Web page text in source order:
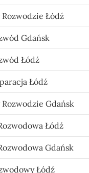
Rozwodzie Łódź
Gdańsk
Łódź
Łódź
Gdańsk
Łódź
Gdańsk
Łódź